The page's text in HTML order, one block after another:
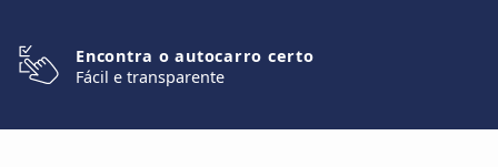
Encontra o autocarro certo
Fácil e transparente